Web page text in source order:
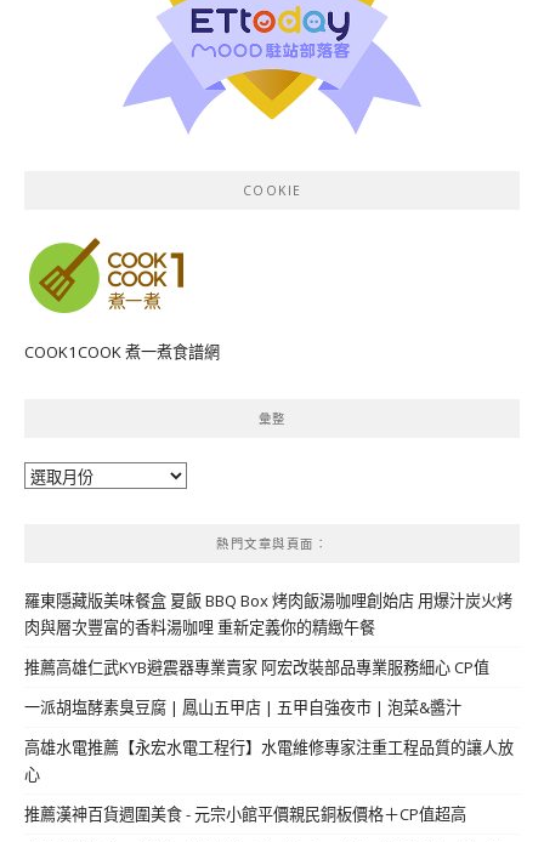
COOKIE
COOK1COOK 煮一煮食譜網
彙整
彙
熱門文章與頁面︰
羅東隱藏版美味餐盒 夏飯 BBQ Box 烤肉飯湯咖哩創始店 用爆汁炭火烤
肉與層次豐富的香料湯咖哩 重新定義你的精緻午餐
推薦高雄仁武KYB避震器專業賣家 阿宏改裝部品專業服務細心 CP值
一派胡塩酵素臭豆腐 | 鳳山五甲店 | 五甲自強夜市 | 泡菜&醬汁
高雄水電推薦【永宏水電工程行】水電維修專家注重工程品質的讓人放
心
推薦漢神百貨週圍美食 - 元宗小館平價親民銅板價格＋CP值超高